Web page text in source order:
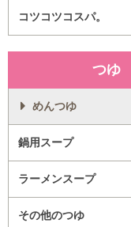
コツコツコスパ。
つゆ
めんつゆ
鍋用スープ
ラーメンスープ
その他のつゆ